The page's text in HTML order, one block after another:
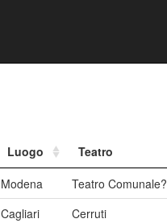
Luogo
Teatro
Modena
Teatro Comunale?
Cagliari
Cerruti